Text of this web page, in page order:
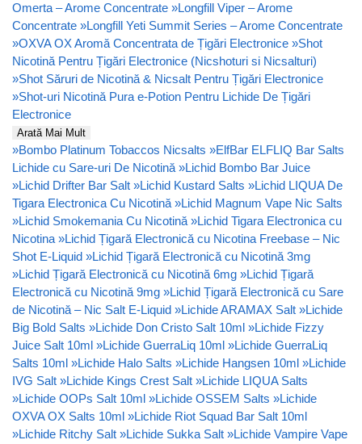
Omerta – Arome Concentrate »Longfill Viper – Arome
Concentrate »Longfill Yeti Summit Series – Arome Concentrate
»OXVA OX Aromă Concentrata de Țigări Electronice »Shot
Nicotină Pentru Țigări Electronice (Nicshoturi si Nicsalturi)
»Shot Săruri de Nicotină & Nicsalt Pentru Țigări Electronice
»Shot-uri Nicotină Pura e-Potion Pentru Lichide De Țigări
Electronice
Arată Mai Mult
»Bombo Platinum Tobaccos Nicsalts »ElfBar ELFLIQ Bar Salts
Lichide cu Sare-uri De Nicotină »Lichid Bombo Bar Juice
»Lichid Drifter Bar Salt »Lichid Kustard Salts »Lichid LIQUA De
Tigara Electronica Cu Nicotină »Lichid Magnum Vape Nic Salts
»Lichid Smokemania Cu Nicotină »Lichid Tigara Electronica cu
Nicotina »Lichid Țigară Electronică cu Nicotina Freebase – Nic
Shot E-Liquid »Lichid Țigară Electronică cu Nicotină 3mg
»Lichid Țigară Electronică cu Nicotină 6mg »Lichid Țigară
Electronică cu Nicotină 9mg »Lichid Țigară Electronică cu Sare
de Nicotină – Nic Salt E-Liquid »Lichide ARAMAX Salt »Lichide
Big Bold Salts »Lichide Don Cristo Salt 10ml »Lichide Fizzy
Juice Salt 10ml »Lichide GuerraLiq 10ml »Lichide GuerraLiq
Salts 10ml »Lichide Halo Salts »Lichide Hangsen 10ml »Lichide
IVG Salt »Lichide Kings Crest Salt »Lichide LIQUA Salts
»Lichide OOPs Salt 10ml »Lichide OSSEM Salts »Lichide
OXVA OX Salts 10ml »Lichide Riot Squad Bar Salt 10ml
»Lichide Ritchy Salt »Lichide Sukka Salt »Lichide Vampire Vape